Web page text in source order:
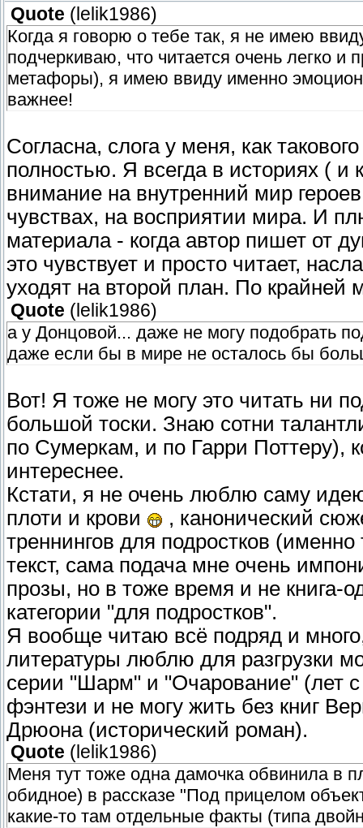
Quote ( lelik1986)
Когда я говорю о тебе так, я не имею
подчеркиваю, что читается очень легко и
метафоры), я имею ввиду именно
важнее!
Согласна, слога у меня, как
полностью. Я всегда в историях (
внимание на внутренний мир
чувствах, на восприятии мира. И
материала - когда автор пишет от
это чувствует и просто читает,
уходят на второй план. По крайней
Quote ( lelik1986)
а у Донцовой... даже не могу подобрать
даже если бы в мире не осталось бы
Вот! Я тоже не могу это читать ни
большой тоски. Знаю сотни
по Сумеркам, и по Гарри Поттеру),
интереснее.
Кстати, я не очень люблю саму
плоти и крови
, канонический
треннингов для подростков
текст, сама подача мне очень
прозы, но в тоже время и не книга-
категории "для подростков".
Я вообще читаю всё подряд и
литературы люблю для разгрузки
серии "Шарм" и "Очарование" (лет
фэнтези и не могу жить без книг
Дрюона (исторический роман).
Quote ( lelik1986)
Меня тут тоже одна дамочка обвинила в
обидное) в рассказе "Под прицелом
какие-то там отдельные факты (типа